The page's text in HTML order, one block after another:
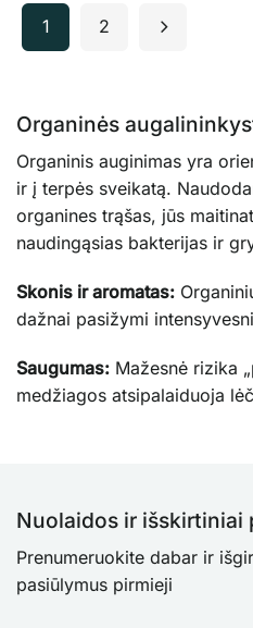
1 2
Organinės
Organinis auginimas yra
ir į terpės sveikatą.
organines trąšas, jūs
naudingąsias bakterijas ir
Skonis ir aromatas:
dažnai pasižymi
Saugumas: Mažesnė rizika
medžiagos atsipalaiduoja
Nuolaidos ir išskirtiniai
Prenumeruokite dabar ir
pasiūlymus pirmieji